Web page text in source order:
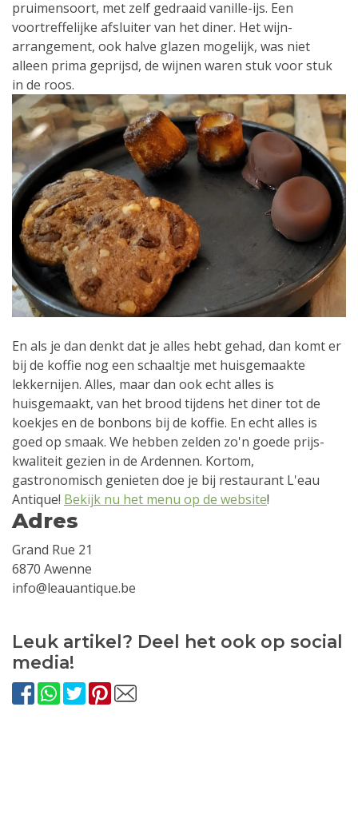
pruimensoort, met zelf gedraaid vanille-ijs. Een
voortreffelijke afsluiter van het diner. Het wijn-
arrangement, ook halve glazen mogelijk, was niet
alleen prima geprijsd, de wijnen waren stuk voor stuk
in de roos.
En als je dan denkt dat je alles hebt gehad, dan komt er
bij de koffie nog een schaaltje met huisgemaakte
lekkernijen. Alles, maar dan ook echt alles is
huisgemaakt, van het brood tijdens het diner tot de
koekjes en de bonbons bij de koffie. En echt alles is
goed op smaak. We hebben zelden zo'n goede prijs-
kwaliteit gezien in de Ardennen. Kortom,
gastronomisch genieten doe je bij restaurant L'eau
Antique! Bekijk nu het menu op de website!
Adres
Grand Rue 21
6870 Awenne
info@leauantique.be
Leuk artikel? Deel het ook op social
media!